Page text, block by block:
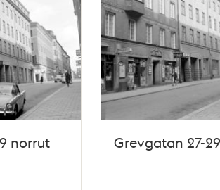
norrut Grevgatan 27-